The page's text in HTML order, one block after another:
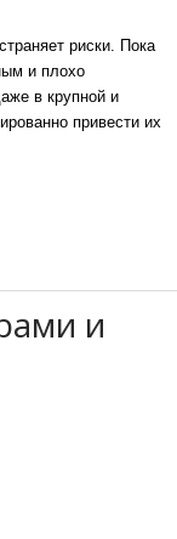
риски. Пока
и плохо
в крупной и
привести их
и